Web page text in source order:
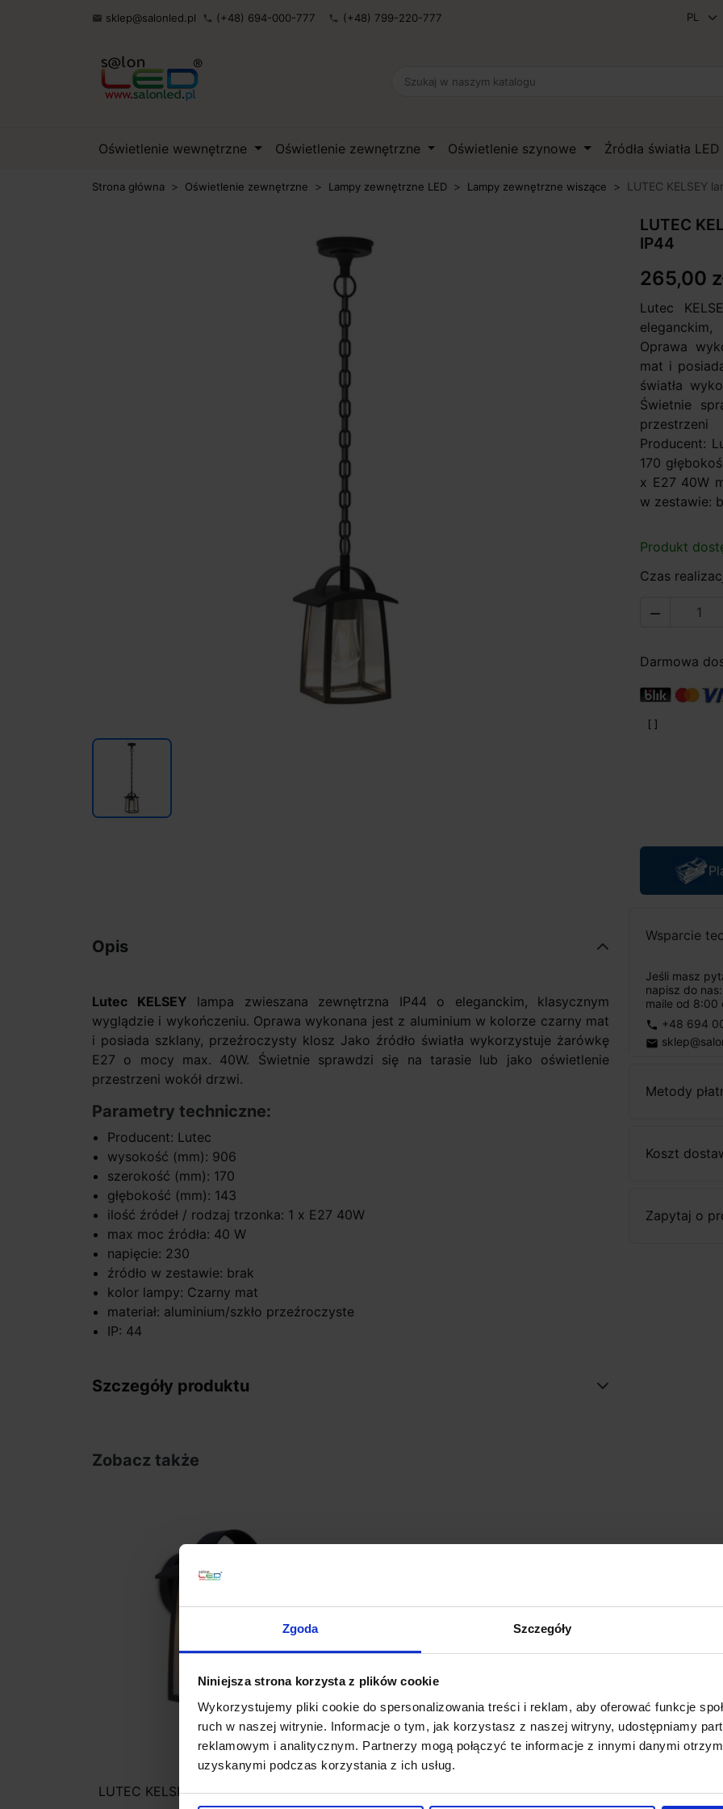
Zgoda Szczegóły
Niniejsza strona korzysta z plików cookie
Wykorzystujemy pliki cookie do spersonalizowania treści i reklam, aby oferować funkcje
ruch w naszej witrynie. Informacje o tym, jak korzystasz z naszej witryny, udostępniamy
reklamowym i analitycznym. Partnerzy mogą połączyć te informacje z innymi danymi
uzyskanymi podczas korzystania z ich usług.
 sklep@salonled.pl phone (+48) 694-000-777 phone (+48) 799-220-777
Oświetlenie wewnętrzne Oświetlenie zewnętrzne Oświetlenie szynowe Źródła światła LED
Strona główna Oświetlenie zewnętrzne Lampy zewnętrzne LED Lampy zewnętrzne wiszące LUTEC KELSEY
LUTEC
IP44
265,00
Lutec
Oprawa
mat i
światła
Świetnie
Producent:
170
x E27 40W
w zestawie:
Produkt
Czas

Darmowa
Wsparcie
Jeśli masz
napisz do
maile od 8:00
phone +48 694
email
Metody
Koszt
Zapytaj o
Opis
Lutec KELSEY lampa zwieszana zewnętrzna IP44 o eleganckim, klasycznym
wyglądzie i wykończeniu. Oprawa wykonana jest z aluminium w kolorze czarny mat
i posiada szklany, przeźroczysty klosz Jako źródło światła wykorzystuje żarówkę
E27 o mocy max. 40W. Świetnie sprawdzi się na tarasie lub jako oświetlenie
przestrzeni wokół drzwi.
Parametry techniczne:
Producent: Lutec
wysokość (mm): 906
szerokość (mm): 170
głębokość (mm): 143
ilość źródeł / rodzaj trzonka: 1 x E27 40W
max moc źródła: 40 W
napięcie: 230
źródło w zestawie: brak
kolor lampy: Czarny mat
materiał: aluminium/szkło przeźroczyste
IP: 44
Szczegóły produktu
Zobacz także
LUTEC KELSEY Kinkiet zewnętrzny
LUTEC KELSEY Kinkiet zewnętrzny czarny